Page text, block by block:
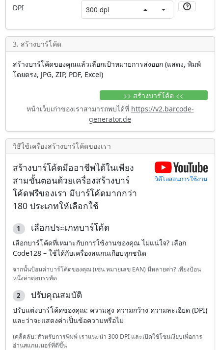
DPI
3. สร้างบาร์โค้ด
สร้างบาร์โค้ดของคุณแล้วเลือกเป้าหมายการส่งออก (แสดง, พิมพ์
โดยตรง, JPG, ZIP, PDF, Excel)
>> สร้างบาร์โค้ด <<
หน้าเว็บเก่าของเราสามารถพบได้ที่ https://v2.barcode-
generator.de
วิธีใช้เครื่องสร้างบาร์โค้ดของเรา
วิดีโอสอนการใช้งาน
สร้างบาร์โค้ดมืออาชีพได้ในเพียง
สามขั้นตอนด้วยเครื่องสร้างบาร์
โค้ดฟรีของเรา มีบาร์โค้ดมากกว่า
180 ประเภทให้เลือกใช้
1 เลือกประเภทบาร์โค้ด
เลือกบาร์โค้ดที่เหมาะกับการใช้งานของคุณ ไม่แน่ใจ? เลือก
Code128 – ใช้ได้กับเครื่องสแกนเกือบทุกชนิด
จากนั้นป้อนค่าบาร์โค้ดของคุณ (เช่น หมายเลข EAN) มีหลายค่า? เพียงป้อน
หนึ่งค่าต่อบรรทัด
2 ปรับคุณสมบัติ
ปรับแต่งบาร์โค้ดของคุณ: ความสูง ความกว้าง ความละเอียด (DPI)
และว่าจะแสดงค่าเป็นข้อความหรือไม่
เคล็ดลับ: สำหรับการพิมพ์ เราแนะนำ 300 DPI และเปิดใช้โซนเงียบเพื่อการ
อ่านสแกนเนอร์ที่ดีขึ้น